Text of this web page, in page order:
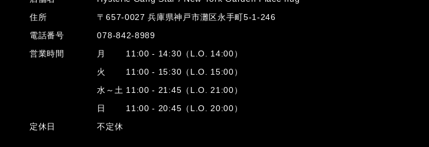
住所
〒657-0027 兵庫県神戸市灘区永手町5-1-246
電話番号
078-842-8989
営業時間
月 11:00 - 14:30（L.O. 14:00）
火 11:00 - 15:30（L.O. 15:00）
水～土 11:00 - 21:45（L.O. 21:00）
日 11:00 - 20:45（L.O. 20:00）
定休日
不定休